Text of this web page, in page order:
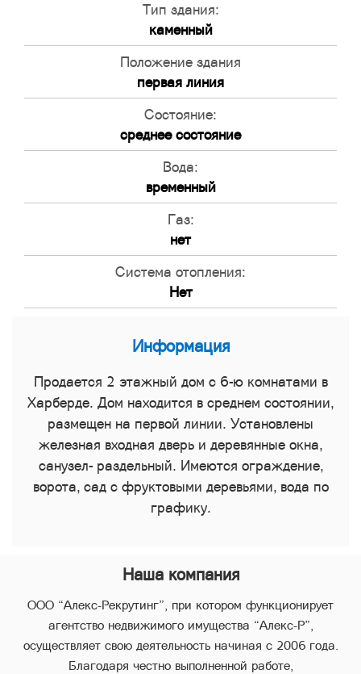
Тип здания:
каменный
Положение здания
первая линия
Состояние:
среднее состояние
Вода:
временный
Газ:
нет
Система отопления:
Нет
Информация
Продается 2 этажный дом с 6-ю комнатами в
Харберде. Дом находится в среднем состоянии,
размещен на первой линии. Установлены
железная входная дверь и деревянные окна,
санузел- раздельный. Имеются ограждение,
ворота, сад с фруктовыми деревьями, вода по
графику.
Наша компания
ООО “Алекс-Рекрутинг”, при котором функционирует
агентство недвижимого имущества “Алекс-Р”,
осуществляет свою деятельность начиная с 2006 года.
Благодаря честно выполненной работе,